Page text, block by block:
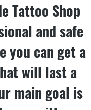
Tattoo Shop
and safe
you can get a
will last a
main goal is